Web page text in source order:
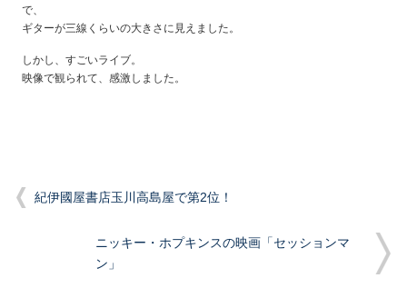
で、
ギターが三線くらいの大きさに見えました。
しかし、すごいライブ。
映像で観られて、感激しました。
紀伊國屋書店玉川高島屋で第2位！
ニッキー・ホプキンスの映画「セッションマ
ン」